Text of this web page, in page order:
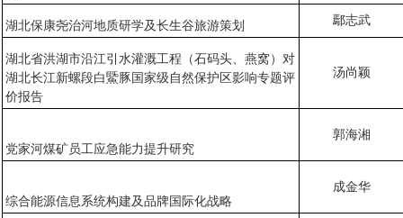
湖北保康尧治河地质研学及长生谷旅游策划 鄢志武
湖北省洪湖市沿江引水灌溉工程（石码头、燕窝）对
湖北长江新螺段白鱀豚国家级自然保护区影响专题评
价报告
汤尚颖
党家河煤矿员工应急能力提升研究
郭海湘
综合能源信息系统构建及品牌国际化战略
成金华